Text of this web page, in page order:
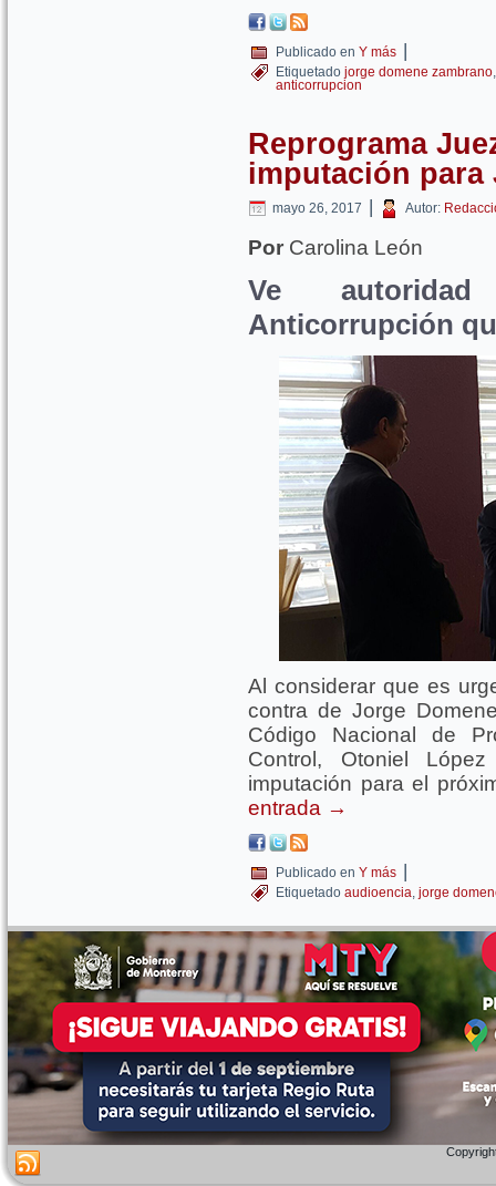
Publicado en Y más |
Etiquetado jorge domene zambrano
anticorrupcion
Reprograma
imputación para
mayo 26, 2017 | Autor:
Por Carolina León
Ve
Anticorrupción
Al considerar que es
contra de Jorge
Código Nacional de
Control, Otoniel
imputación para el
entrada →
Publicado en Y más |
Etiquetado audioencia, jorge